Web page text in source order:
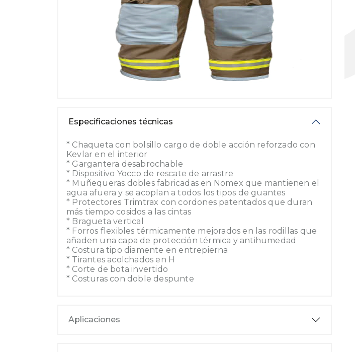
Especificaciones técnicas
* Chaqueta con bolsillo cargo de doble acción reforzado con
Kevlar en el interior
* Gargantera desabrochable
* Dispositivo Yocco de rescate de arrastre
* Muñequeras dobles fabricadas en Nomex que mantienen el
agua afuera y se acoplan a todos los tipos de guantes
* Protectores Trimtrax con cordones patentados que duran
más tiempo cosidos a las cintas
* Bragueta vertical
* Forros flexibles térmicamente mejorados en las rodillas que
añaden una capa de protección térmica y antihumedad
* Costura tipo diamente en entrepierna
* Tirantes acolchados en H
* Corte de bota invertido
* Costuras con doble despunte
Aplicaciones